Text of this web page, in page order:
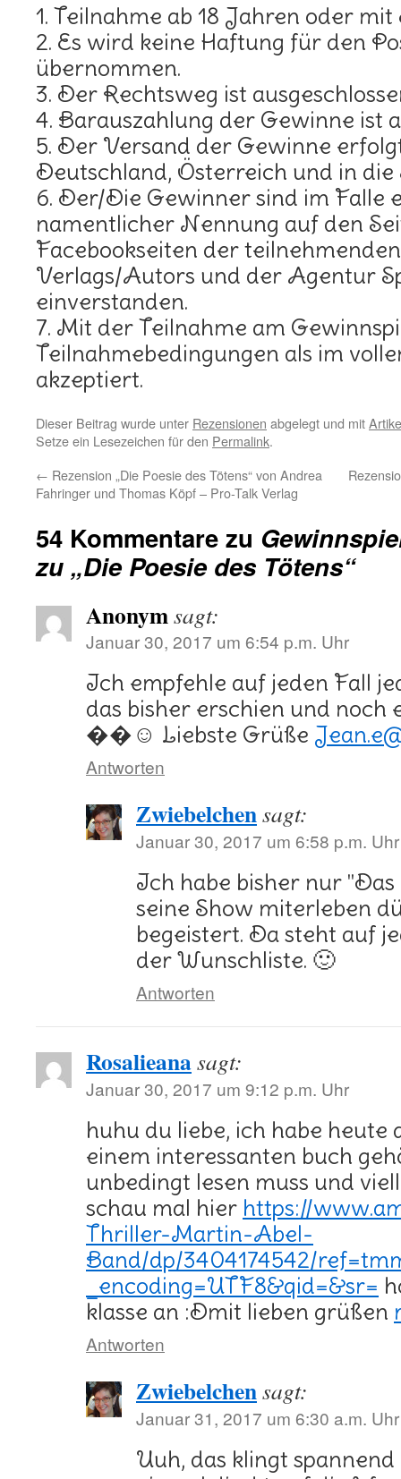
1. Teilnahme ab 18 Jahren oder
2. Es wird keine Haftung für den
übernommen.
3. Der Rechtsweg ist
4. Barauszahlung der Gewinne ist
5. Der Versand der Gewinne
Deutschland, Österreich und in die
6. Der/Die Gewinner sind im Falle
namentlicher Nennung auf den
Facebookseiten der
Verlags/Autors und der Agentur
einverstanden.
7. Mit der Teilnahme am
Teilnahmebedingungen als im
akzeptiert.
Dieser Beitrag wurde unter Rezensionen abgelegt und mit
Setze ein Lesezeichen für den Permalink.
← Rezension „Die Poesie des Tötens“ von Andrea
Fahringer und Thomas Köpf – Pro-Talk Verlag
54 Kommentare zu
zu „Die Poesie des Tötens“
Anonymsagt:
Januar 30, 2017 um 6:54 p.m. Uhr
Ich empfehle auf jeden Fall
das bisher erschien und noch
��☺️ Liebste Grüße
Antworten
Zwiebelchensagt:
Januar 30, 2017 um 6:58 p.m. Uhr
Ich habe bisher nur "Das
seine Show miterleben
begeistert. Da steht auf
der Wunschliste. 🙂
Antworten
Rosalieanasagt:
Januar 30, 2017 um 9:12 p.m. Uhr
huhu du liebe, ich habe heute
einem interessanten buch
unbedingt lesen muss und
schau mal hier https://
Thriller-Martin-Abel-
Band/dp/3404174542/
_encoding=UTF8&qid=&sr=
klasse an :Dmit lieben grüßen
Antworten
Zwiebelchensagt:
Januar 31, 2017 um 6:30 a.m. Uhr
Uuh, das klingt